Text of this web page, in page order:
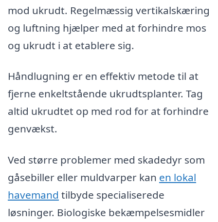
mod ukrudt. Regelmæssig vertikalskæring
og luftning hjælper med at forhindre mos
og ukrudt i at etablere sig.
Håndlugning er en effektiv metode til at
fjerne enkeltstående ukrudtsplanter. Tag
altid ukrudtet op med rod for at forhindre
genvækst.
Ved større problemer med skadedyr som
gåsebiller eller muldvarper kan en lokal
havemand tilbyde specialiserede
løsninger. Biologiske bekæmpelsesmidler